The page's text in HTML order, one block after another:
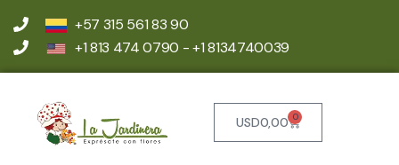
+57 315 561 83 90
+1 813 474 0790 - +1 8134740039
USD0,00 0